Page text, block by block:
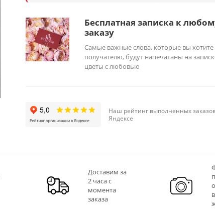
Бесплатная записка к
заказу
Самые важные слова, которые вы хотите
получателю, будут напечатаны на
цветы с любовью
Наш рейтинг выполненных
Яндексе
Доставим за
2 часа с
момента
заказа